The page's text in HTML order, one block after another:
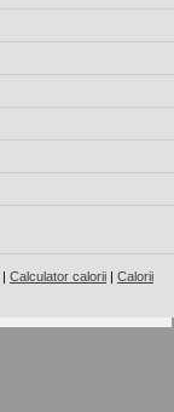
| Calculator calorii | Calorii